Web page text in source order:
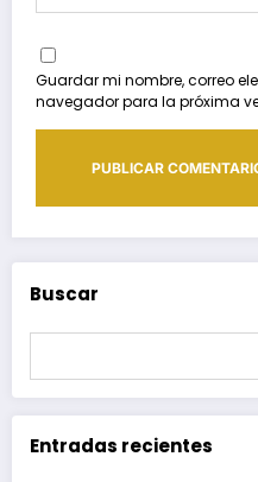
Guardar mi nombre, correo
navegador para la próxima
Buscar
Entradas recientes